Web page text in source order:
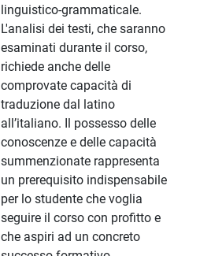
linguistico-grammaticale.
L'analisi dei testi, che saranno
esaminati durante il corso,
richiede anche delle
comprovate capacità di
traduzione dal latino
all’italiano. Il possesso delle
conoscenze e delle capacità
summenzionate rappresenta
un prerequisito indispensabile
per lo studente che voglia
seguire il corso con profitto e
che aspiri ad un concreto